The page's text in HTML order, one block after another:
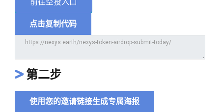
点击复制代码
第二步
使用您的邀请链接生成专属海报